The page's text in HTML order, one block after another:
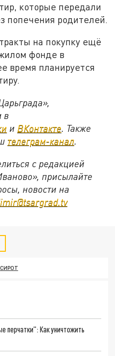
которые передали
попечения родителей.
на покупку ещё
фонде в
время планируется
в
и ВКонтакте. Также
телеграм-канал.
с редакцией
присылайте
новости на
перчатки": Как уничтожить